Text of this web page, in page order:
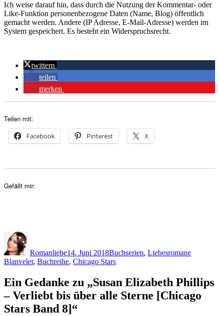
Ich weise darauf hin, dass durch die Nutzung der Kommentar- oder
Like-Funktion personenbezogene Daten (Name, Blog) öffentlich
gemacht werden. Andere (IP Adresse, E-Mail-Adresse) werden im
System gespeichert. Es besteht ein Widerspruchsrecht.
twittern
teilen
merken
Teilen mit:
Facebook Pinterest X
Gefällt mir:
Romanliebe14. Juni 2018Buchserien, Liebesromane
Blanvelet, Buchreihe, Chicago Stars
Ein Gedanke zu „Susan Elizabeth Phillips
– Verliebt bis über alle Sterne [Chicago
Stars Band 8]“